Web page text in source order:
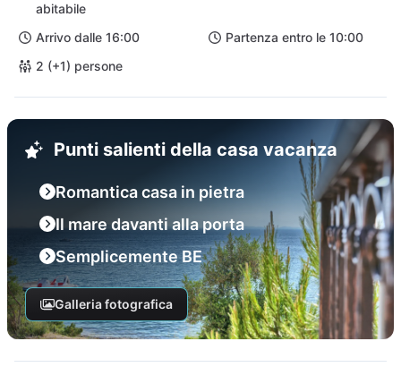
abitabile
Arrivo dalle 16:00
Partenza entro le 10:00
2 (+1) persone
Punti salienti della casa vacanza
Romantica casa in pietra
Il mare davanti alla porta
Semplicemente BE
Galleria fotografica